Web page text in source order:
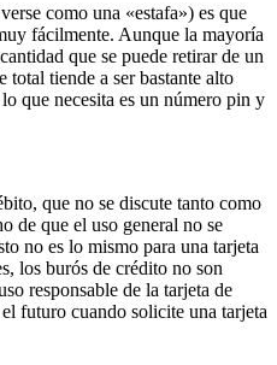
como una «estafa») es que
fácilmente. Aunque la mayoría
que se puede retirar de un
total tiende a ser bastante alto
que necesita es un número pin y
que no se discute tanto como
de que el uso general no se
no es lo mismo para una tarjeta
los burós de crédito no son
responsable de la tarjeta de
futuro cuando solicite una tarjeta